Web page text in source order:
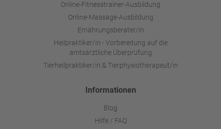
Online-Fitnesstrainer-Ausbildung
Online-Massage-Ausbildung
Ernährungsberater/in
Heilpraktiker/in - Vorbereitung auf die
amtsärztliche Überprüfung
Tierheilpraktiker/in & Tierphysiotherapeut/in
Informationen
Blog
Hilfe / FAQ